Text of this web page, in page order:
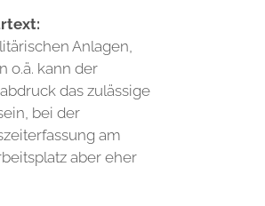
Anlagen,
o.ä. kann der
das zulässige
bei der
am
aber eher